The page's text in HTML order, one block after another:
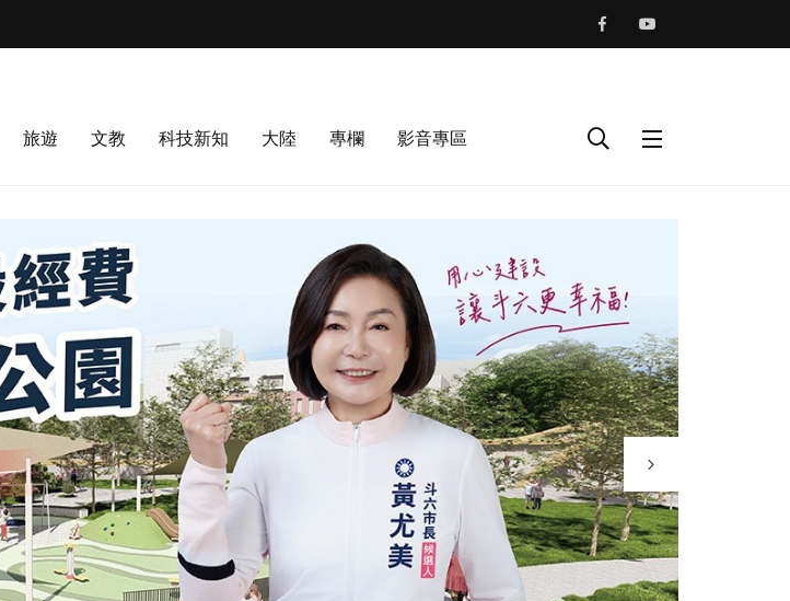
旅遊 文教 科技新知 大陸 專欄 影音專區